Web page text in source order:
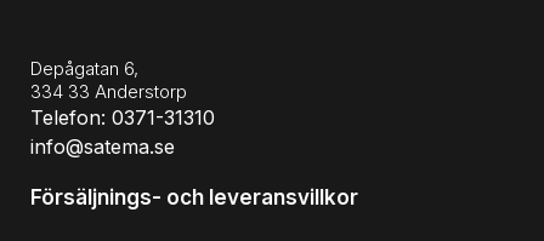
Depågatan 6,
334 33 Anderstorp
Telefon: 0371-31310
info@satema.se
Försäljnings- och leveransvillkor